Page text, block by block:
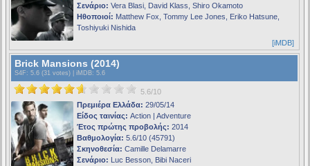
Σενάριο: Vera Blasi, David Klass, Shiro Okamoto
Ηθοποιοί: Matthew Fox, Tommy Lee Jones, Eriko Hatsune,
Toshiyuki Nishida
[iMDB]
Brick Mansions (2014)
S4F : 5.6 (31 votes) | iMDB: 5.6
5.6/10
Πρεμιέρα Ελλάδα: 29/05/14
Είδος ταινίας: Action | Adventure
Έτος πρώτης προβολής: 2014
Βαθμολογία: 5.6/10 (45791)
Σκηνοθεσία: Camille Delamarre
Σενάριο: Luc Besson, Bibi Naceri